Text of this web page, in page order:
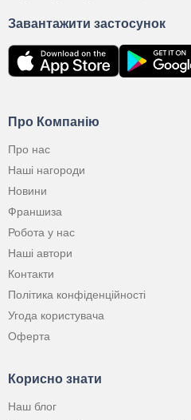
Про Компанію
Про нас
Наші нагороди
Новини
Франшиза
Робота у нас
Наші автори
Контакти
Політика конфіденційності
Угода користувача
Оферта
Корисно знати
Наш блог
Завантажити застосунок